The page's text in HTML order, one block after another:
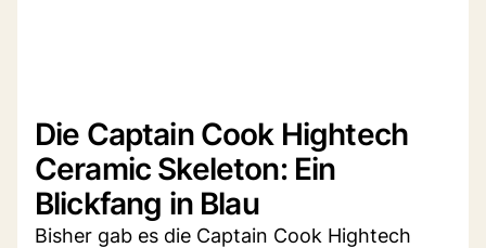
Die Captain Cook Hightech
Ceramic Skeleton: Ein
Blickfang in Blau
Bisher gab es die Captain Cook Hightech